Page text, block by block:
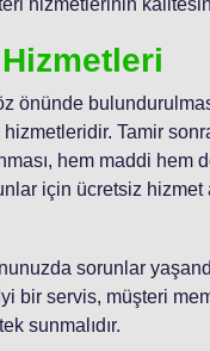
önünde
Tamir
hem maddi hem
için ücretsiz hizmet
sorunlar
bir servis, müşteri
sunmalıdır.